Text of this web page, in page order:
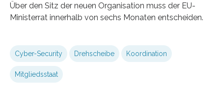
Über den Sitz der neuen Organisation muss der EU-
Ministerrat innerhalb von sechs Monaten entscheiden.
Cyber-Security Drehscheibe Koordination
Mitgliedsstaat